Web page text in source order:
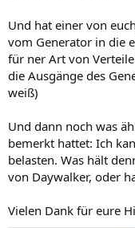
Und hat einer von
vom Generator in die
für ner Art von
die Ausgänge des
weiß)
Und dann noch was
bemerkt hattet: Ich
belasten. Was hält
von Daywalker, oder
Vielen Dank für eure